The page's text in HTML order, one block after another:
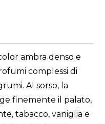
ambra denso e
complessi di
Al sorso, la
finemente il palato,
tabacco, vaniglia e